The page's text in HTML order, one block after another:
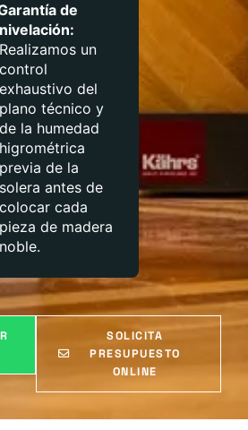
de
nivelación:
Realizamos un
control
exhaustivo del
plano técnico y
de la humedad
higrométrica
previa de la
solera antes de
colocar cada
pieza de madera
noble.
SOLICITA
PRESUPUESTO
ONLINE